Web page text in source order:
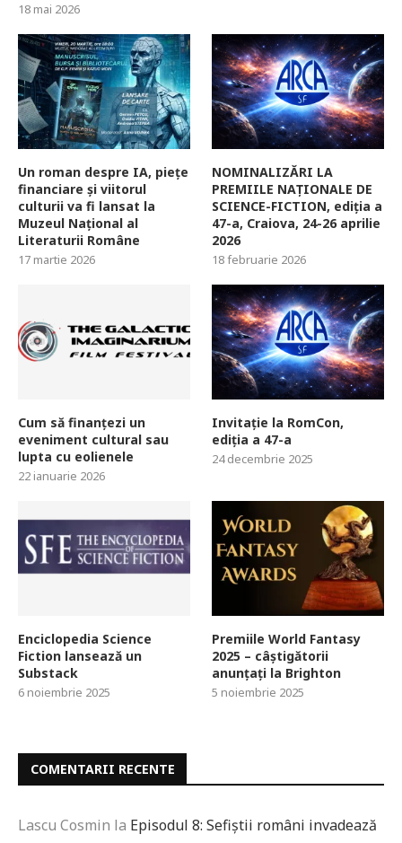
18 mai 2026
Un roman despre IA, piețe
financiare și viitorul
culturii va fi lansat la
Muzeul Național al
Literaturii Române
17 martie 2026
NOMINALIZĂRI LA
PREMIILE NAȚIONALE DE
SCIENCE-FICTION, ediția a
47-a, Craiova, 24-26 aprilie
2026
18 februarie 2026
Cum să finanțezi un
eveniment cultural sau
lupta cu eolienele
22 ianuarie 2026
Invitație la RomCon,
ediția a 47-a
24 decembrie 2025
Enciclopedia Science
Fiction lansează un
Substack
6 noiembrie 2025
Premiile World Fantasy
2025 – câștigătorii
anunțați la Brighton
5 noiembrie 2025
COMENTARII RECENTE
Lascu Cosmin la Episodul 8: Sefiștii români invadează